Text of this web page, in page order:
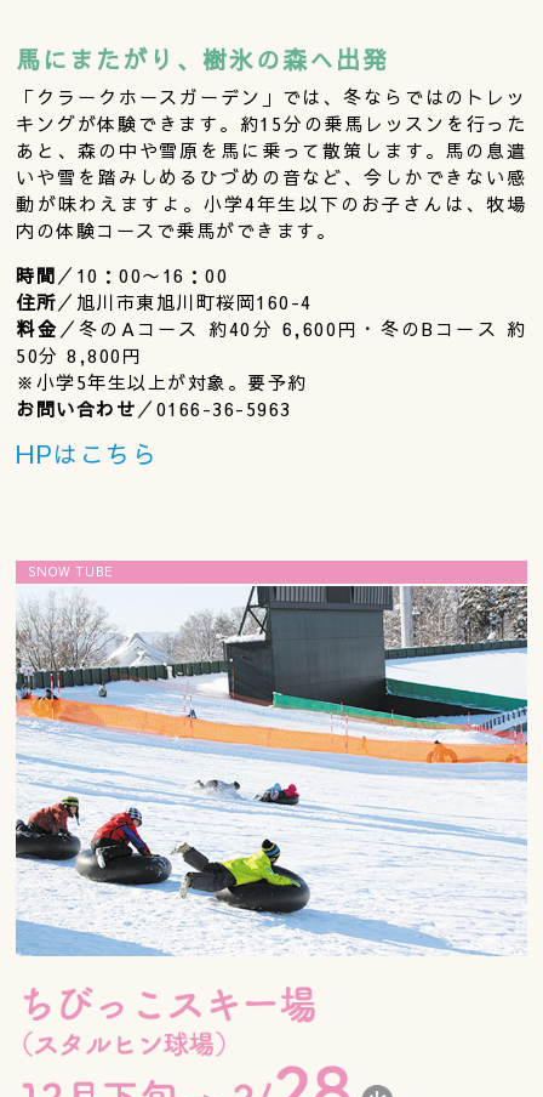
馬にまたがり、樹氷の森へ出発
「クラークホースガーデン」では、冬ならではのトレッ
キングが体験できます。約15分の乗馬レッスンを行った
あと、森の中や雪原を馬に乗って散策します。馬の息遣
いや雪を踏みしめるひづめの音など、今しかできない感
動が味わえますよ。小学4年生以下のお子さんは、牧場
内の体験コースで乗馬ができます。
時間／10：00〜16：00
住所／旭川市東旭川町桜岡160-4
料金／冬のAコース 約40分 6,600円・冬のBコース 約
50分 8,800円
※小学5年生以上が対象。要予約
お問い合わせ／0166-36-5963
HPはこちら
SNOW TUBE